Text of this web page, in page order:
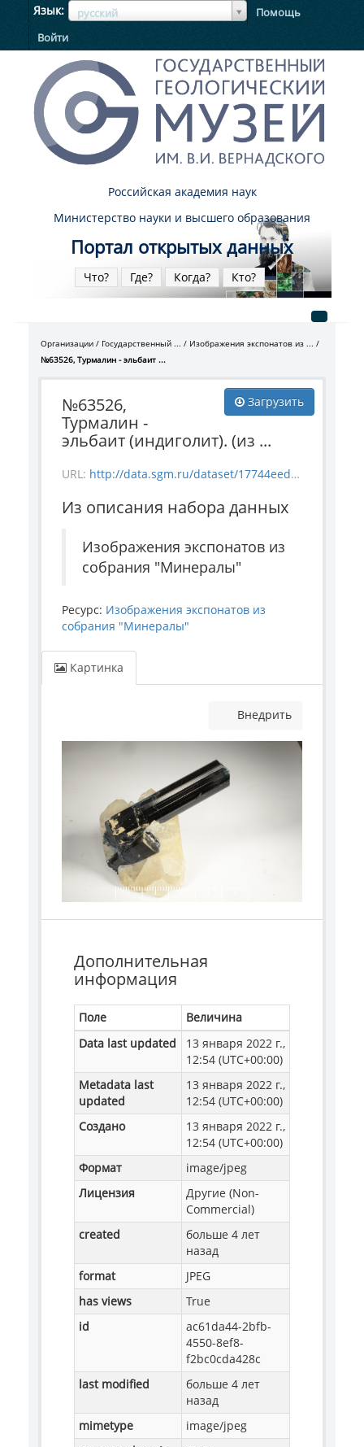
Язык русский
ЯзыкЯзык
Помощь
Войти
Российская академия наук
Министерство науки и высшего образования
Портал открытых данных
Что? Где? Когда? Кто?
Организации Государственный ...
Изображения экспонатов из ...
№63526, Турмалин - эльбаит ...
Загрузить
№63526,
Турмалин -
эльбаит (индиголит). (из ...
URL: http://data.sgm.ru/dataset/17744eed-27fa-4a9a-bc72-4e657fa570af/resource/ac61da44-2bfb-4550-8ef8-f2bc0cda428c/download/-63526.jpg
Из описания набора данных
Изображения экспонатов из
собрания "Минералы"
Ресурс: Изображения экспонатов из
собрания "Минералы"
Картинка
Внедрить
Дополнительная
информация
Поле
Величина
Data last updated
13 января 2022 г.,
12:54 (UTC+00:00)
Metadata last
updated
13 января 2022 г.,
12:54 (UTC+00:00)
Создано
13 января 2022 г.,
12:54 (UTC+00:00)
Формат
image/jpeg
Лицензия
Другие (Non-
Commercial)
created
больше 4 лет
назад
format
JPEG
has views
True
id
ac61da44-2bfb-
4550-8ef8-
f2bc0cda428c
last modified
больше 4 лет
назад
mimetype
image/jpeg